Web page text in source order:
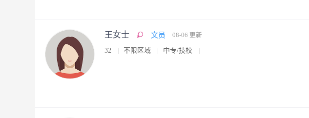
王女士 文员 08-06 更新
32 不限区域 中专/技校